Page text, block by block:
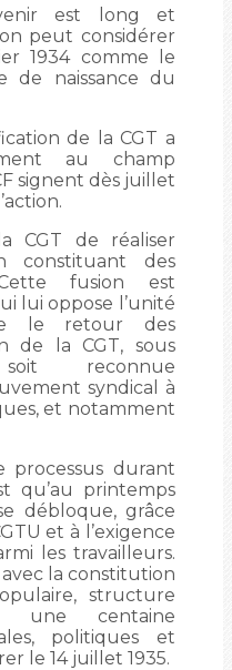
est long et
peut considérer
1934 comme le
de naissance du
de la CGT a
au champ
signent dès juillet
CGT de réaliser
constituant des
fusion est
lui oppose l’unité
le retour des
de la CGT, sous
reconnue
syndical à
et notamment
processus durant
qu’au printemps
débloque, grâce
et à l’exigence
les travailleurs.
avec la constitution
structure
une centaine
politiques et
le 14 juillet 1935.